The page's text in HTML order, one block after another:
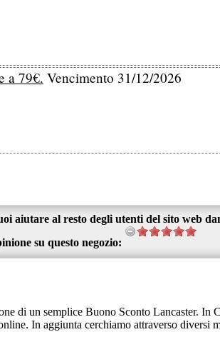
a 79€. Vencimento 31/12/2026
aiutare al resto degli utenti del sito web
su questo negozio:
di un semplice Buono Sconto Lancaster. In
In aggiunta cerchiamo attraverso diversi